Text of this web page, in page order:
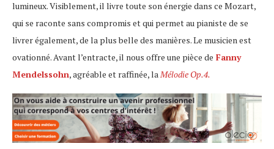
lumineux. Visiblement, il livre toute son énergie dans ce Mozart,
qui se raconte sans compromis et qui permet au pianiste de se
livrer également, de la plus belle des manières. Le musicien est
ovationné. Avant l’entracte, il nous offre une pièce de Fanny
Mendelssohn, agréable et raffinée, la Mélodie Op.4.